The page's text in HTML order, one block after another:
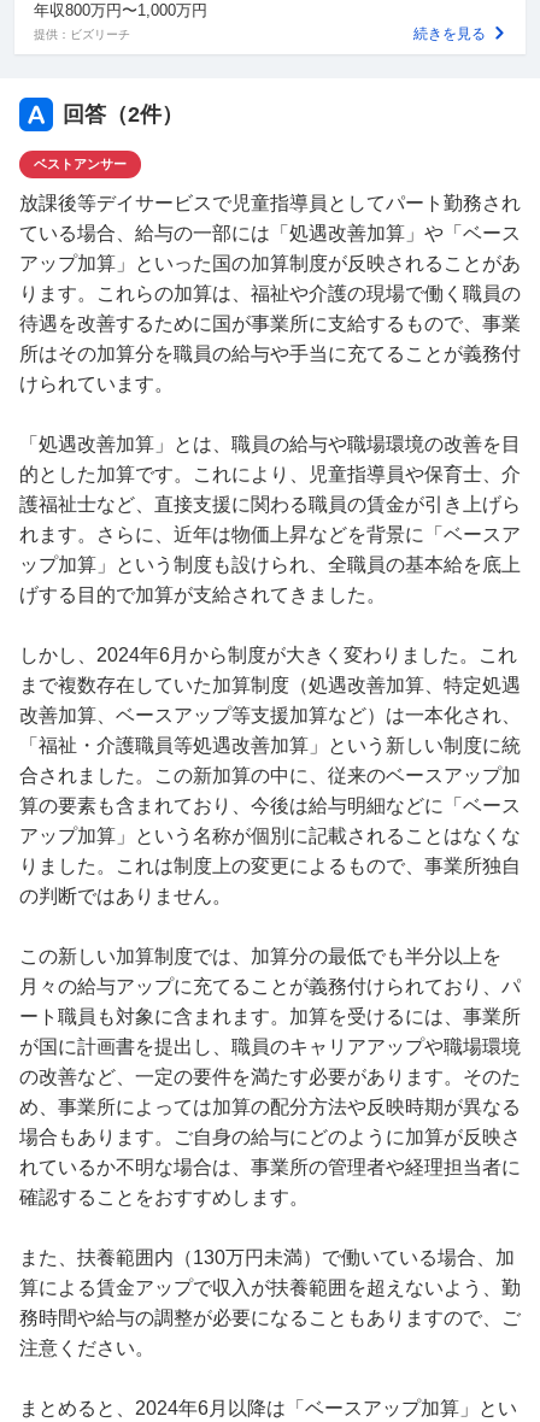
ご教授よろしくお願いします
年収800万円〜1,000万円
提供：ビズリーチ 続きを見る
回答（2件）
ベストアンサー
放課後等デイサービスで児童指導員としてパート勤務され
ている場合、給与の一部には「処遇改善加算」や「ベース
アップ加算」といった国の加算制度が反映されることがあ
ります。これらの加算は、福祉や介護の現場で働く職員の
待遇を改善するために国が事業所に支給するもので、事業
所はその加算分を職員の給与や手当に充てることが義務付
けられています。
「処遇改善加算」とは、職員の給与や職場環境の改善を目
的とした加算です。これにより、児童指導員や保育士、介
護福祉士など、直接支援に関わる職員の賃金が引き上げら
れます。さらに、近年は物価上昇などを背景に「ベースア
ップ加算」という制度も設けられ、全職員の基本給を底上
げする目的で加算が支給されてきました。
しかし、2024年6月から制度が大きく変わりました。これ
まで複数存在していた加算制度（処遇改善加算、特定処遇
改善加算、ベースアップ等支援加算など）は一本化され、
「福祉・介護職員等処遇改善加算」という新しい制度に統
合されました。この新加算の中に、従来のベースアップ加
算の要素も含まれており、今後は給与明細などに「ベース
アップ加算」という名称が個別に記載されることはなくな
りました。これは制度上の変更によるもので、事業所独自
の判断ではありません。
この新しい加算制度では、加算分の最低でも半分以上を
月々の給与アップに充てることが義務付けられており、パ
ート職員も対象に含まれます。加算を受けるには、事業所
が国に計画書を提出し、職員のキャリアアップや職場環境
の改善など、一定の要件を満たす必要があります。そのた
め、事業所によっては加算の配分方法や反映時期が異なる
場合もあります。ご自身の給与にどのように加算が反映さ
れているか不明な場合は、事業所の管理者や経理担当者に
確認することをおすすめします。
また、扶養範囲内（130万円未満）で働いている場合、加
算による賃金アップで収入が扶養範囲を超えないよう、勤
務時間や給与の調整が必要になることもありますので、ご
注意ください。
まとめると、2024年6月以降は「ベースアップ加算」とい